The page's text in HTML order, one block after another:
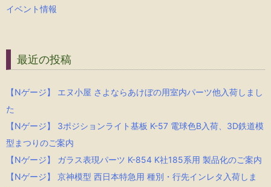
イベント情報
最近の投稿
【Nゲージ】 エヌ小屋 さよならあけぼの用室内パーツ他入荷しまし
た
【Nゲージ】 3ポジションライト基板 K-57 電球色B入荷、3D鉄道模
型まつりのご案内
【Nゲージ】 ガラス表現パーツ K-854 K社185系用 製品化のご案内
【Nゲージ】 京神模型 西日本特急用 種別・行先インレタ入荷しま